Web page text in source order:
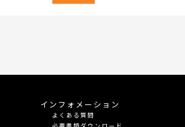
インフォメーション
よくある質問